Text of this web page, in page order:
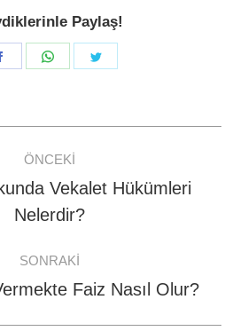
Paylaş!
Share
Share
ÖNCEKI
Previous
post:
Vekalet Hükümleri
Nelerdir?
SONRAKI
NextFaiz Nasıl Olur?